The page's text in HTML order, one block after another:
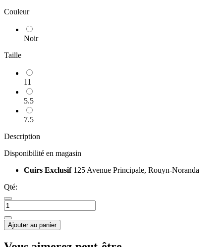
Couleur
Noir
Taille
11
5.5
7.5
Description
Disponibilité en magasin
Cuirs Exclusif 125 Avenue Principale, Rouyn-Noranda
Qté:
Ajouter au panier